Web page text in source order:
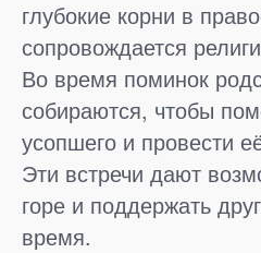
глубокие корни в
сопровождается
Во время поминок
собираются, чтобы
усопшего и провести
Эти встречи дают
горе и поддержать
время.